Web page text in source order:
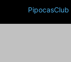
PipocasClub